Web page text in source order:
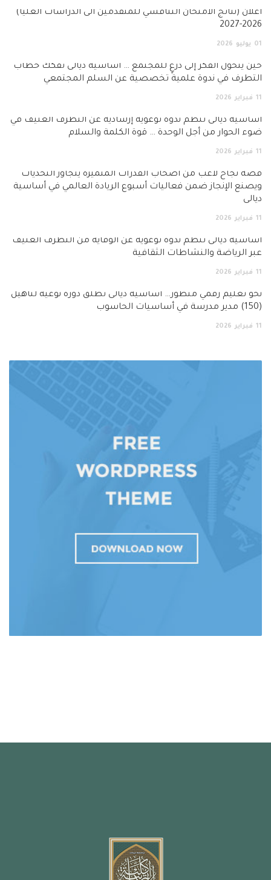
أعلان (نتائج الامتحان التنافسي للمتقدمين الى الدراسات العليا)
2026-2027
01 يوليو 2026
حين يتحول الفكر إلى درعٍ للمجتمع … أساسية ديالى تفكك خطاب
التطرف في ندوة علمية تخصصية عن السلم المجتمعي
11 فبراير 2026
أساسية ديالى تنظم ندوة توعوية إرشادية عن التطرف العنيف في
ضوء الحوار من أجل الوحدة … قوة الكلمة والسلام
11 فبراير 2026
قصة نجاح لاعب من أصحاب القدرات المتميزة يتجاوز التحديات
ويصنع الإنجاز ضمن فعاليات أسبوع الريادة العالمي في أساسية
ديالى
11 فبراير 2026
أساسية ديالى تنظم ندوة توعوية عن الوقاية من التطرف العنيف
عبر الرياضة والنشاطات الثقافية
11 فبراير 2026
نحو تعليم رقمي متطور… اساسية ديالى تطلق دورة نوعية لتأهيل
(150) مدير مدرسة في أساسيات الحاسوب
11 فبراير 2026